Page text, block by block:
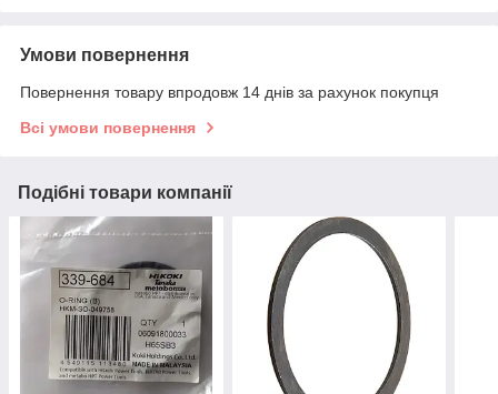
Умови повернення
Повернення товару впродовж 14 днів за рахунок покупця
Всі умови повернення
Подібні товари компанії